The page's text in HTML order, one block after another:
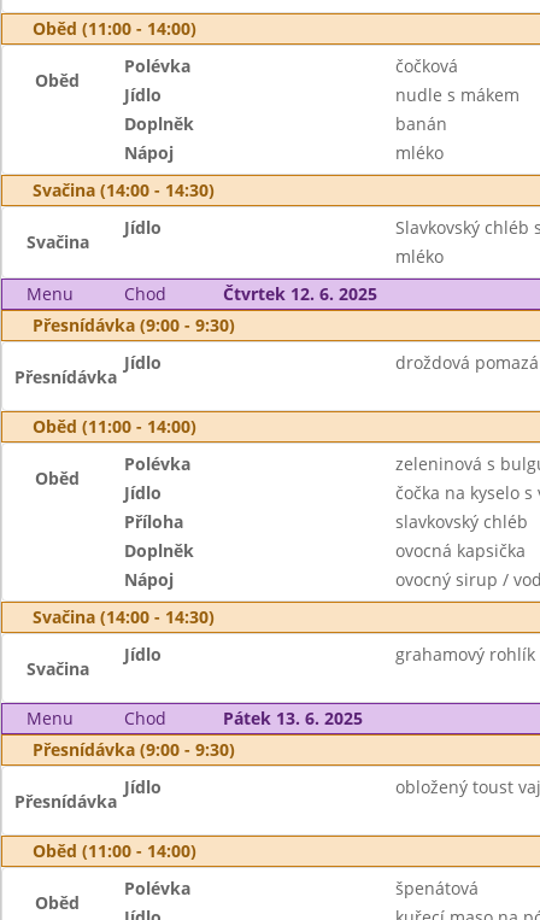
Oběd (11:00 - 14:00)
Oběd
Polévka
čočková
Jídlo
nudle s mákem
Doplněk
banán
Nápoj
mléko
Svačina (14:00 - 14:30)
Svačina
Jídlo
Slavkovský chléb
mléko
Menu
Chod
Čtvrtek 12. 6. 2025
Přesnídávka (9:00 - 9:30)
Přesnídávka
Jídlo droždová
Oběd (11:00 - 14:00)
Oběd
Polévka
zeleninová s
Jídlo
čočka na kyselo s
Příloha
slavkovský chléb
Doplněk
ovocná kapsička
Nápoj
ovocný sirup /
Svačina (14:00 - 14:30)
Svačina
Jídlo grahamový rohlík
Menu Chod
Pátek 13. 6. 2025
Přesnídávka (9:00 - 9:30)
Přesnídávka
Jídlo obložený toust
Oběd (11:00 - 14:00)
Oběd
Polévka
špenátová